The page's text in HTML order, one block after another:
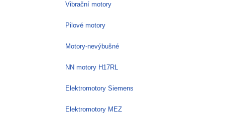
Vibrační motory
Pilové motory
Motory-nevýbušné
NN motory H17RL
Elektromotory Siemens
Elektromotory MEZ